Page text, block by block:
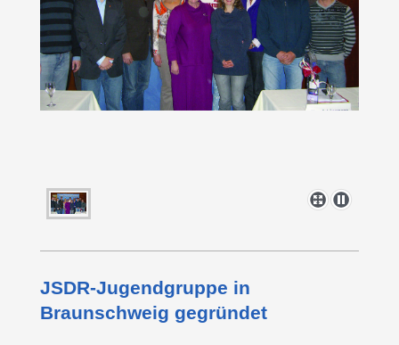
JSDR-Jugendgruppe in
Braunschweig gegründet